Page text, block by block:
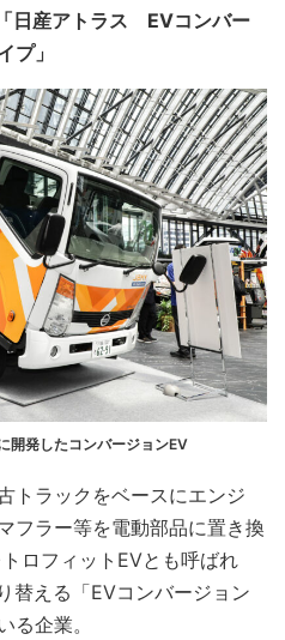
日産アトラス EVコンバー
プ」
開発したコンバージョンEV
トラックをベースにエンジ
フラー等を電動部品に置き換
ロフィットEVとも呼ばれ
替える「EVコンバージョン
る企業。